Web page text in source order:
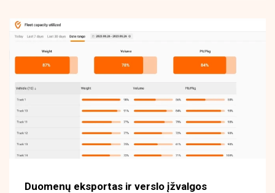
Duomenų eksportas ir verslo įžvalgos